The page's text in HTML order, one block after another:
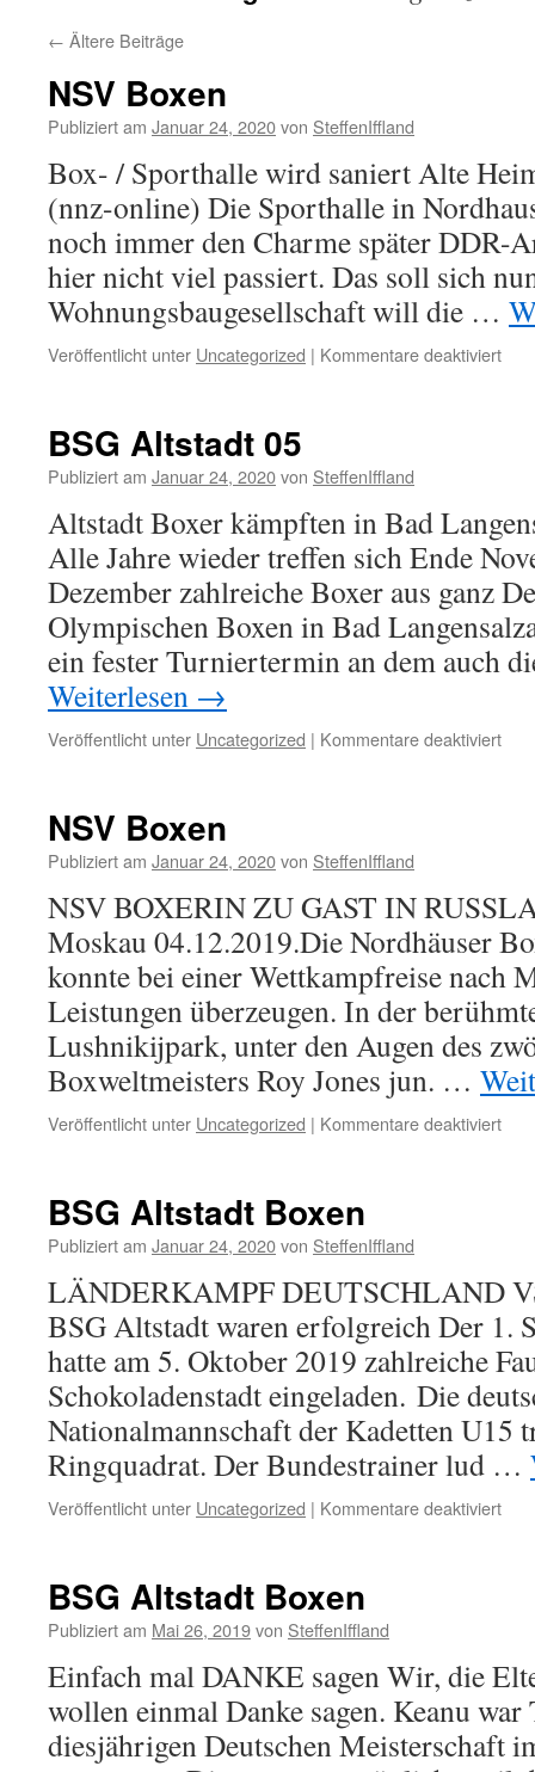
← Ältere Beiträge
NSV Boxen
Publiziert am Januar 24, 2020von SteffenIffland
Box- / Sporthalle wird saniert Alte
(nnz-online) Die Sporthalle in
noch immer den Charme später DDR-
hier nicht viel passiert. Das soll sich
Wohnungsbaugesellschaft will die …
Veröffentlicht unter Uncategorized | Kommentare deaktiviertfür
BSG Altstadt 05
Publiziert am Januar 24, 2020von SteffenIffland
Altstadt Boxer kämpften in Bad
Alle Jahre wieder treffen sich Ende
Dezember zahlreiche Boxer aus ganz
Olympischen Boxen in Bad
ein fester Turniertermin an dem auch
Weiterlesen →
Veröffentlicht unter Uncategorized | Kommentare deaktiviertfür
NSV Boxen
Publiziert am Januar 24, 2020von SteffenIffland
NSV BOXERIN ZU GAST IN
Moskau 04.12.2019.Die Nordhäuser
konnte bei einer Wettkampfreise nach
Leistungen überzeugen. In der
Lushnikijpark, unter den Augen des
Boxweltmeisters Roy Jones jun. …
Veröffentlicht unter Uncategorized | Kommentare deaktiviertfür
BSG Altstadt Boxen
Publiziert am Januar 24, 2020von SteffenIffland
LÄNDERKAMPF DEUTSCHLAND
BSG Altstadt waren erfolgreich Der 1.
hatte am 5. Oktober 2019 zahlreiche
Schokoladenstadt eingeladen. Die
Nationalmannschaft der Kadetten U15
Ringquadrat. Der Bundestrainer lud …
Veröffentlicht unter Uncategorized | Kommentare deaktiviertfür
BSG Altstadt Boxen
Publiziert am Mai 26, 2019von SteffenIffland
Einfach mal DANKE sagen Wir, die
wollen einmal Danke sagen. Keanu
diesjährigen Deutschen Meisterschaft